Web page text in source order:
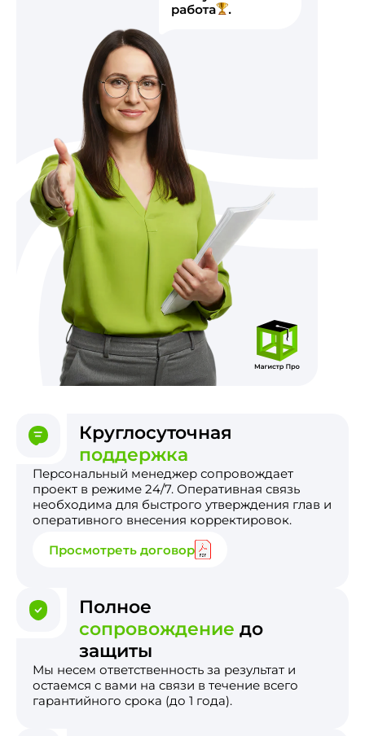
Круглосуточная
поддержка
Персональный менеджер сопровождает
проект в режиме 24/7. Оперативная связь
необходима для быстрого утверждения глав и
оперативного внесения корректировок.
Просмотреть договор
Полное
сопровождение до
защиты
Мы несем ответственность за результат и
остаемся с вами на связи в течение всего
гарантийного срока (до 1 года).